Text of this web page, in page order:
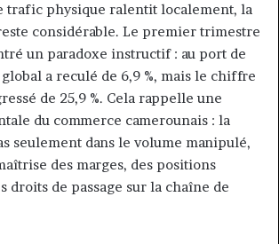
trafic physique ralentit localement, la
considérable. Le premier trimestre
un paradoxe instructif : au port de
a reculé de 6,9 %, mais le chiffre
de 25,9 %. Cela rappelle une
du commerce camerounais : la
seulement dans le volume manipulé,
des marges, des positions
droits de passage sur la chaîne de